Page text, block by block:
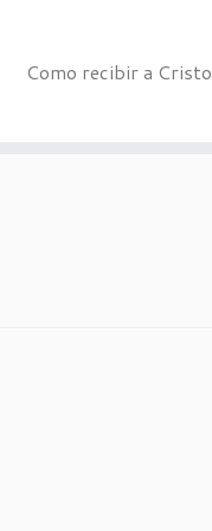
Como recibir a Cristo